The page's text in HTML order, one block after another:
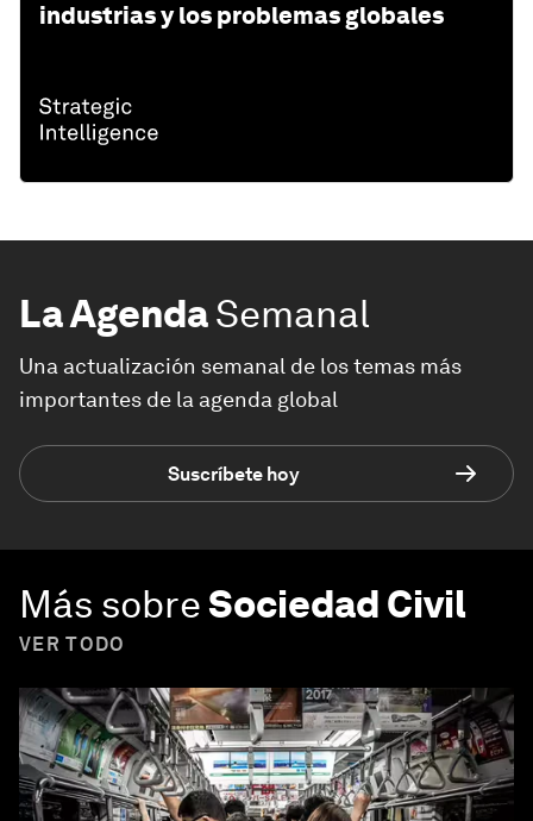
industrias y los problemas globales
La AgendaSemanal
Una actualización semanal de los temas más
importantes de la agenda global
Suscríbete hoy
Más sobreSociedad Civil
VER TODO